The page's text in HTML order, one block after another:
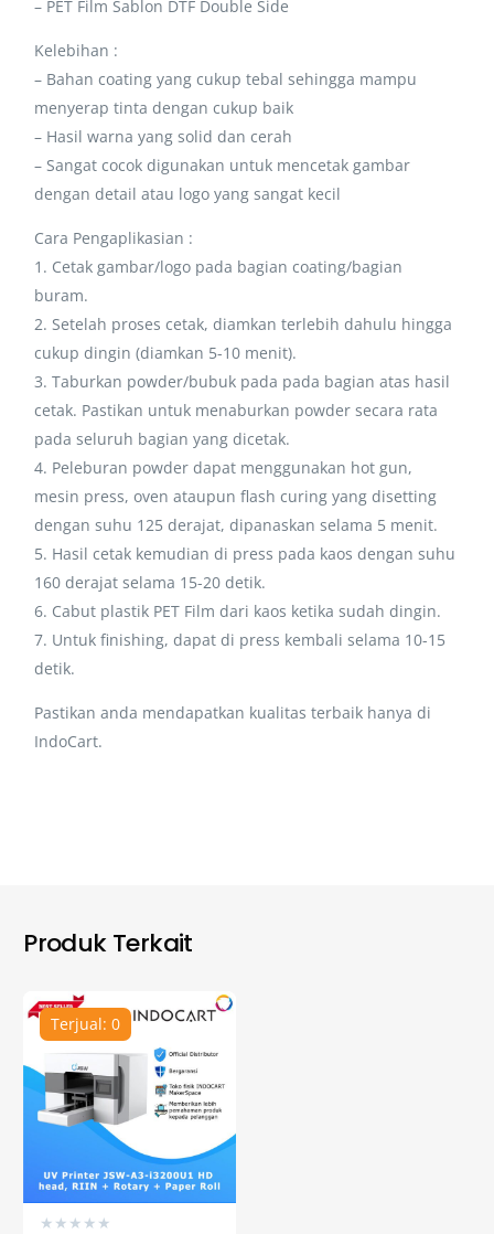
– PET Film Sablon DTF Double Side
Kelebihan :
– Bahan coating yang cukup tebal sehingga mampu
menyerap tinta dengan cukup baik
– Hasil warna yang solid dan cerah
– Sangat cocok digunakan untuk mencetak gambar
dengan detail atau logo yang sangat kecil
Cara Pengaplikasian :
1. Cetak gambar/logo pada bagian coating/bagian
buram.
2. Setelah proses cetak, diamkan terlebih dahulu hingga
cukup dingin (diamkan 5-10 menit).
3. Taburkan powder/bubuk pada pada bagian atas hasil
cetak. Pastikan untuk menaburkan powder secara rata
pada seluruh bagian yang dicetak.
4. Peleburan powder dapat menggunakan hot gun,
mesin press, oven ataupun flash curing yang disetting
dengan suhu 125 derajat, dipanaskan selama 5 menit.
5. Hasil cetak kemudian di press pada kaos dengan suhu
160 derajat selama 15-20 detik.
6. Cabut plastik PET Film dari kaos ketika sudah dingin.
7. Untuk finishing, dapat di press kembali selama 10-15
detik.
Pastikan anda mendapatkan kualitas terbaik hanya di
IndoCart.
Produk Terkait
Terjual: 0
★ ★ ★ ★ ★